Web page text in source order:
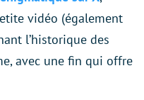
vidéo (également
l’historique des
avec une fin qui offre